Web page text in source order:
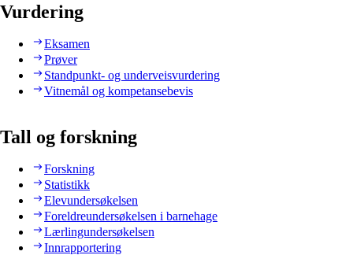
Vurdering
Eksamen
Prøver
Standpunkt- og underveisvurdering
Vitnemål og kompetansebevis
Tall og forskning
Forskning
Statistikk
Elevundersøkelsen
Foreldreundersøkelsen i barnehage
Lærlingundersøkelsen
Innrapportering